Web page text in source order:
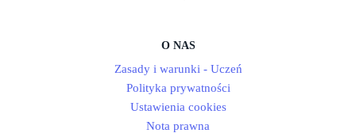
O NAS
Zasady i warunki - Uczeń
Polityka prywatności
Ustawienia cookies
Nota prawna